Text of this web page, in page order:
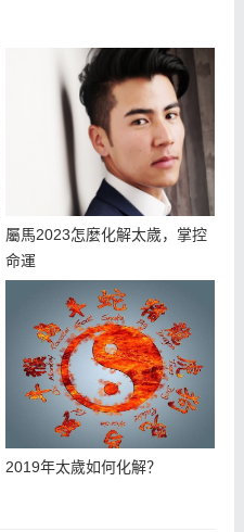
屬馬2023怎麼化解太歲，掌控
命運
2019年太歲如何化解？